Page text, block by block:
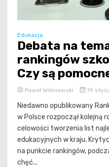
Edukacja
Debata na
rankingów
Czy są
Paweł Wiśniewski 19
Niedawno opublikowany
w Polsce rozpoczął kolejną
celowości tworzenia list
edukacyjnych w kraju.
na punkcie rankingów,
chęć...